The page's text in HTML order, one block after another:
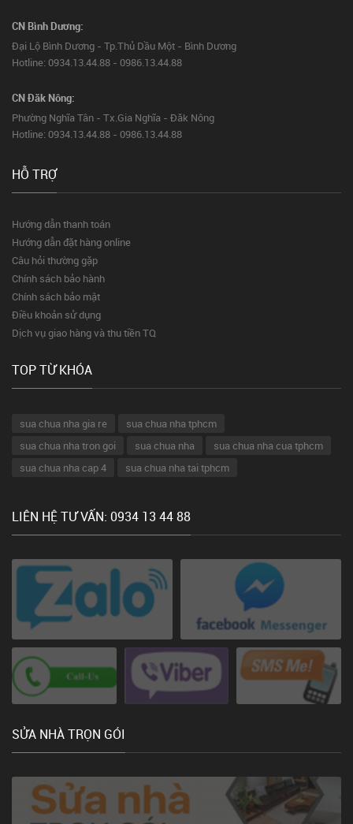
CN Bình Dương:
Đại Lộ Bình Dương - Tp.Thủ Dầu Một - Bình Dương
Hotline: 0934.13.44.88 - 0986.13.44.88
CN Đăk Nông:
Phường Nghĩa Tân - Tx.Gia Nghĩa - Đăk Nông
Hotline: 0934.13.44.88 - 0986.13.44.88
HỖ TRỢ
Hướng dẫn thanh toán
Hướng dẫn đặt hàng online
Câu hỏi thường gặp
Chính sách bảo hành
Chính sách bảo mật
Điều khoản sử dụng
Dịch vụ giao hàng và thu tiền TQ
TOP TỪ KHÓA
sua chua nha gia re
sua chua nha tphcm
sua chua nha tron goi
sua chua nha
sua chua nha cua tphcm
sua chua nha cap 4
sua chua nha tai tphcm
LIÊN HỆ TƯ VẤN: 0934 13 44 88
SỬA NHÀ TRỌN GÓI